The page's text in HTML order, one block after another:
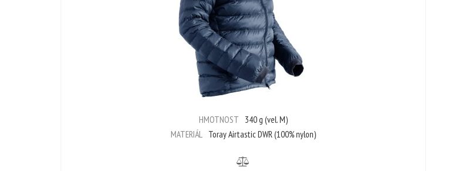
HMOTNOST 340 g (vel. M)
MATERIÁL
Toray Airtastic DWR (100% nylon)